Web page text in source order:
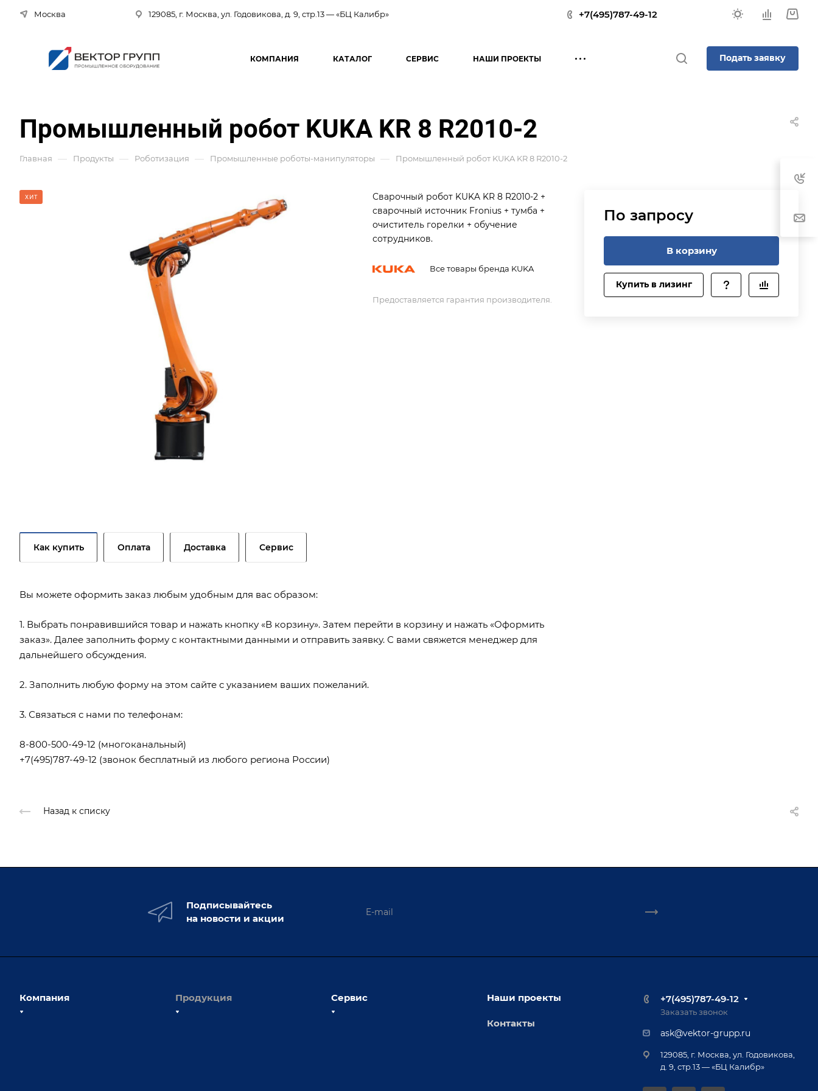
Москва 129085, г. Москва, ул. Годовикова, д. 9, стр.13 — «БЦ Калибр» +7(495)787-49-12
КОМПАНИЯ КАТАЛОГ СЕРВИС НАШИ ПРОЕКТЫ Подать заявку
Промышленный робот KUKA KR 8 R2010-2
Главная — Продукты — Роботизация — Промышленные роботы-манипуляторы — Промышленный робот KUKA KR 8 R2010-2
По запросу
В корзину
Купить в лизинг
ХИТ
Сварочный робот KUKA KR 8 R2010-2 +
сварочный источник Fronius + тумба +
очиститель горелки + обучение
сотрудников.
Все товары бренда KUKA
Предоставляется гарантия производителя.
Как купить Оплата Доставка Сервис
Вы можете оформить заказ любым удобным для вас образом:
1. Выбрать понравившийся товар и нажать кнопку «В корзину». Затем перейти в корзину и нажать «Оформить
заказ». Далее заполнить форму с контактными данными и отправить заявку. С вами свяжется менеджер для
дальнейшего обсуждения.
2. Заполнить любую форму на этом сайте с указанием ваших пожеланий.
3. Связаться с нами по телефонам:
8-800-500-49-12 (многоканальный)
+7(495)787-49-12 (звонок бесплатный из любого региона России)
Назад к списку
Подписывайтесь
на новости и акции
Компания Продукция Сервис Наши проекты
Контакты
+7(495)787-49-12
Заказать звонок
ask@vektor-grupp.ru
129085, г. Москва, ул. Годовикова,
д. 9, стр.13 — «БЦ Калибр»